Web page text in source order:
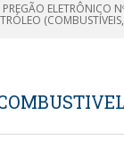
PREGÃO ELETRÔNICO